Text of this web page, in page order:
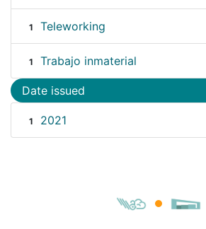
1 Teleworking
1 Trabajo inmaterial
Date issued
1 2021